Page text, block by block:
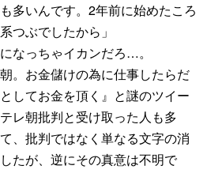
多いんです。2年前に始めたころ
つぶでしたから」
なっちゃイカンだろ…。
。お金儲けの為に仕事したらだ
してお金を頂く』と謎のツイー
レ朝批判と受け取った人も多
、批判ではなく単なる文字の消
たが、逆にその真意は不明で